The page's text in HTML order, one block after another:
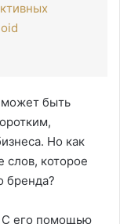
может быть
Но как
слов, которое
бренда?
С его помощью